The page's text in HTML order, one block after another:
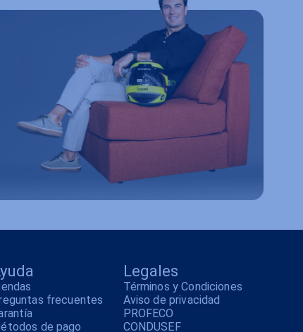
frecuentes
de pago
Legales
Términos y Condiciones
Aviso de privacidad
PROFECO
CONDUSEF